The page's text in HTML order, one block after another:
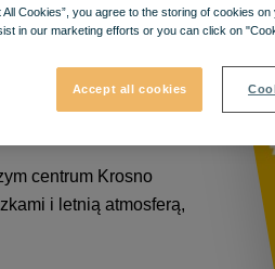
centrum Krosno
i letnią atmosferą,
All Cookies”, you agree to the storing of cookies
in our marketing efforts or you can click on
Accept all cookies